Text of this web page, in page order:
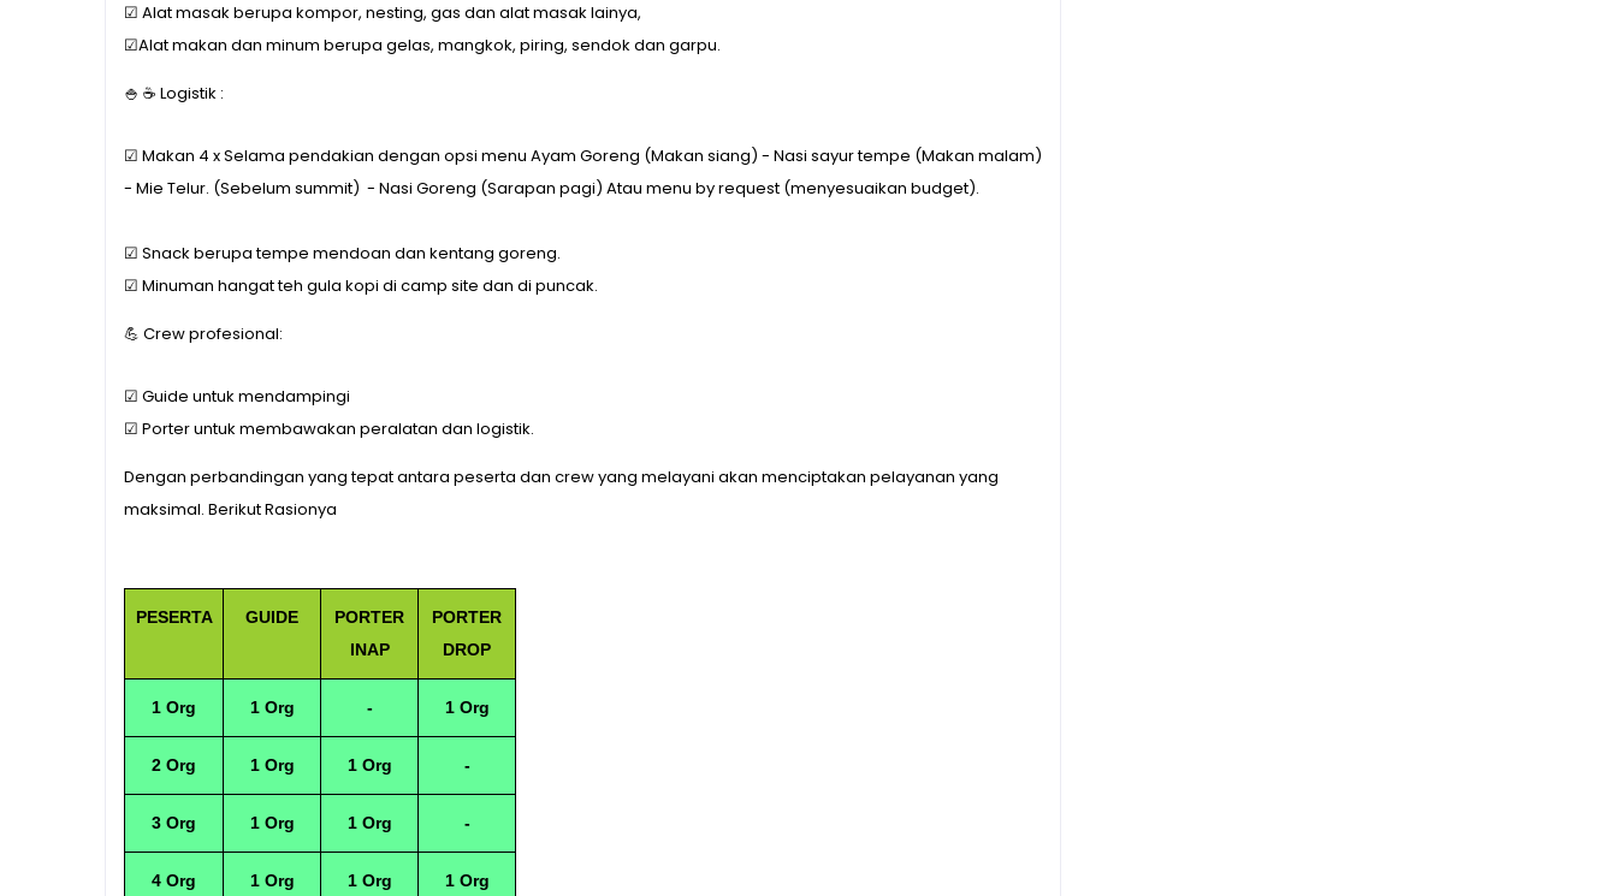
☑ Alat masak berupa kompor, nesting, gas dan alat masak lainya,
☑Alat makan dan minum berupa gelas, mangkok, piring, sendok dan garpu.
🍚 ☕ Logistik :
☑ Makan 4 x Selama pendakian dengan opsi menu Ayam Goreng (Makan siang) - Nasi sayur tempe (Makan malam)
- Mie Telur. (Sebelum summit) - Nasi Goreng (Sarapan pagi) Atau menu by request (menyesuaikan budget).
☑ Snack berupa tempe mendoan dan kentang goreng.
☑ Minuman hangat teh gula kopi di camp site dan di puncak.
💪 Crew profesional:
☑ Guide untuk mendampingi
☑ Porter untuk membawakan peralatan dan logistik.
Dengan perbandingan yang tepat antara peserta dan crew yang melayani akan menciptakan pelayanan yang
maksimal. Berikut Rasionya
PESERTA GUIDE
PORTER
INAP
PORTER
DROP
1 Org 1 Org - 1 Org
2 Org 1 Org 1 Org -
3 Org 1 Org 1 Org -
4 Org 1 Org 1 Org 1 Org